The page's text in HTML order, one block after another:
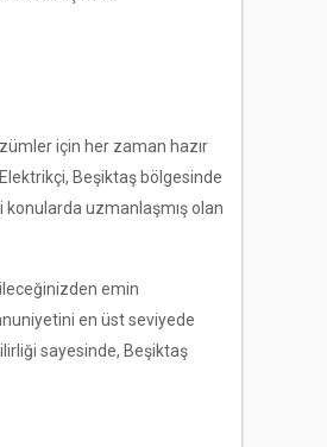
için her zaman hazır
Beşiktaş bölgesinde
konularda uzmanlaşmış olan
emin
en üst seviyede
sayesinde, Beşiktaş